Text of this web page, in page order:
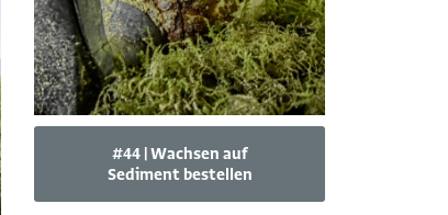
#44 | Wachsen auf
Sediment bestellen